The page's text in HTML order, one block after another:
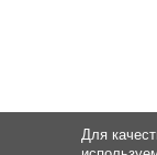
Для